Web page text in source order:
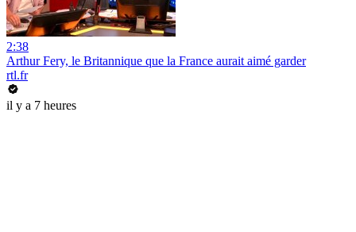
2:38
Arthur Fery, le Britannique que la France aurait aimé garder
rtl.fr
il y a 7 heures